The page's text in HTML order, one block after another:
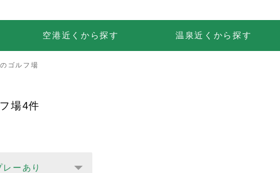
空港近くから探す 温泉近くから探す
ゴルフ場
場4件
ーあり